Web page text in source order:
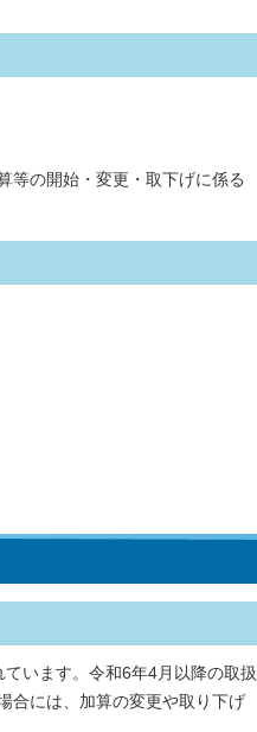
等の開始・変更・取下げに係る
います。令和6年4月以降の取扱
合には、加算の変更や取り下げ